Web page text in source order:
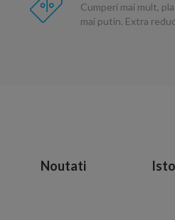
Cumperi mai mult,
mai putin. Extra
Noutati